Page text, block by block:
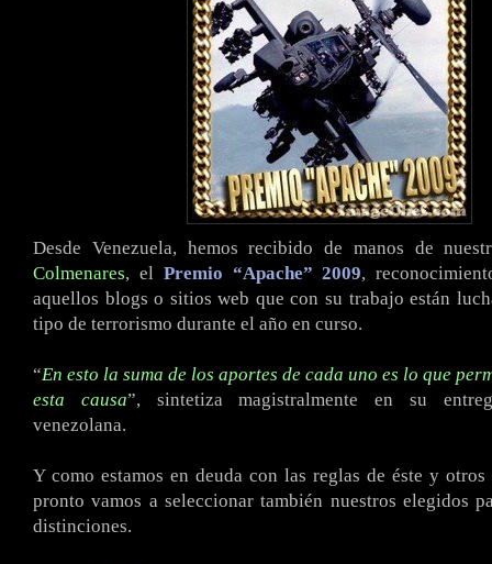
Desde Venezuela, hemos recibido de manos de
Colmenares, el Premio “Apache” 2009,
aquellos blogs o sitios web que con su trabajo están
tipo de terrorismo durante el año en curso.
“En esto la suma de los aportes de cada uno es lo que
esta causa”, sintetiza magistralmente en su
venezolana.
Y como estamos en deuda con las reglas de éste y
pronto vamos a seleccionar también nuestros elegidos
distinciones.